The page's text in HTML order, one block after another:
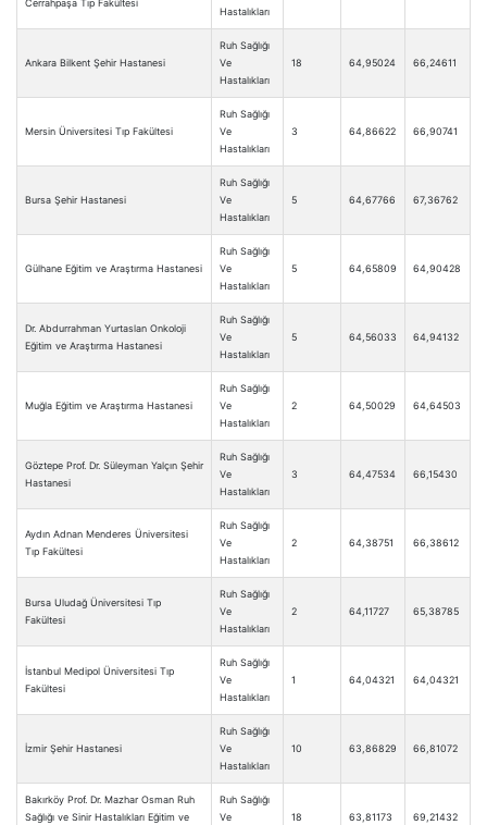
Cerrahpaşa Tıp Fakültesi
Hastalıkları
Ankara Bilkent Şehir Hastanesi
Ruh Sağlığı
Ve
Hastalıkları
18 64,95024 66,24611
Mersin Üniversitesi Tıp Fakültesi
Ruh Sağlığı
Ve
Hastalıkları
3 64,86622 66,90741
Bursa Şehir Hastanesi
Ruh Sağlığı
Ve
Hastalıkları
5 64,67766 67,36762
Gülhane Eğitim ve Araştırma Hastanesi
Ruh Sağlığı
Ve
Hastalıkları
5 64,65809 64,90428
Dr. Abdurrahman Yurtaslan Onkoloji
Eğitim ve Araştırma Hastanesi
Ruh Sağlığı
Ve
Hastalıkları
5 64,56033 64,94132
Muğla Eğitim ve Araştırma Hastanesi
Ruh Sağlığı
Ve
Hastalıkları
2 64,50029 64,64503
Göztepe Prof. Dr. Süleyman Yalçın Şehir
Hastanesi
Ruh Sağlığı
Ve
Hastalıkları
3 64,47534 66,15430
Aydın Adnan Menderes Üniversitesi
Tıp Fakültesi
Ruh Sağlığı
Ve
Hastalıkları
2 64,38751 66,38612
Bursa Uludağ Üniversitesi Tıp
Fakültesi
Ruh Sağlığı
Ve
Hastalıkları
2 64,11727 65,38785
İstanbul Medipol Üniversitesi Tıp
Fakültesi
Ruh Sağlığı
Ve
Hastalıkları
1 64,04321 64,04321
İzmir Şehir Hastanesi
Ruh Sağlığı
Ve
Hastalıkları
10 63,86829 66,81072
Bakırköy Prof. Dr. Mazhar Osman Ruh
Sağlığı ve Sinir Hastalıkları Eğitim ve
Ruh Sağlığı
Ve
18 63,81173 69,21432